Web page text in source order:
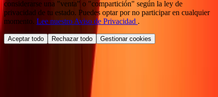
considerarse una "venta" o "compartición" según la ley de
privacidad de tu estado. Puedes optar por no participar en cualquier
momento. Lee nuestro Aviso de Privacidad .
Aceptar todo Rechazar todo Gestionar cookies